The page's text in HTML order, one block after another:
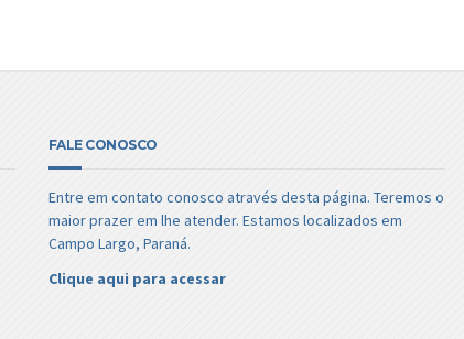
FALE CONOSCO
Entre em contato conosco através desta página. Teremos o
maior prazer em lhe atender. Estamos localizados em
Campo Largo, Paraná.
Clique aqui para acessar